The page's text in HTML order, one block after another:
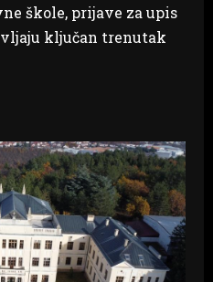
škole, prijave za upis
ključan trenutak